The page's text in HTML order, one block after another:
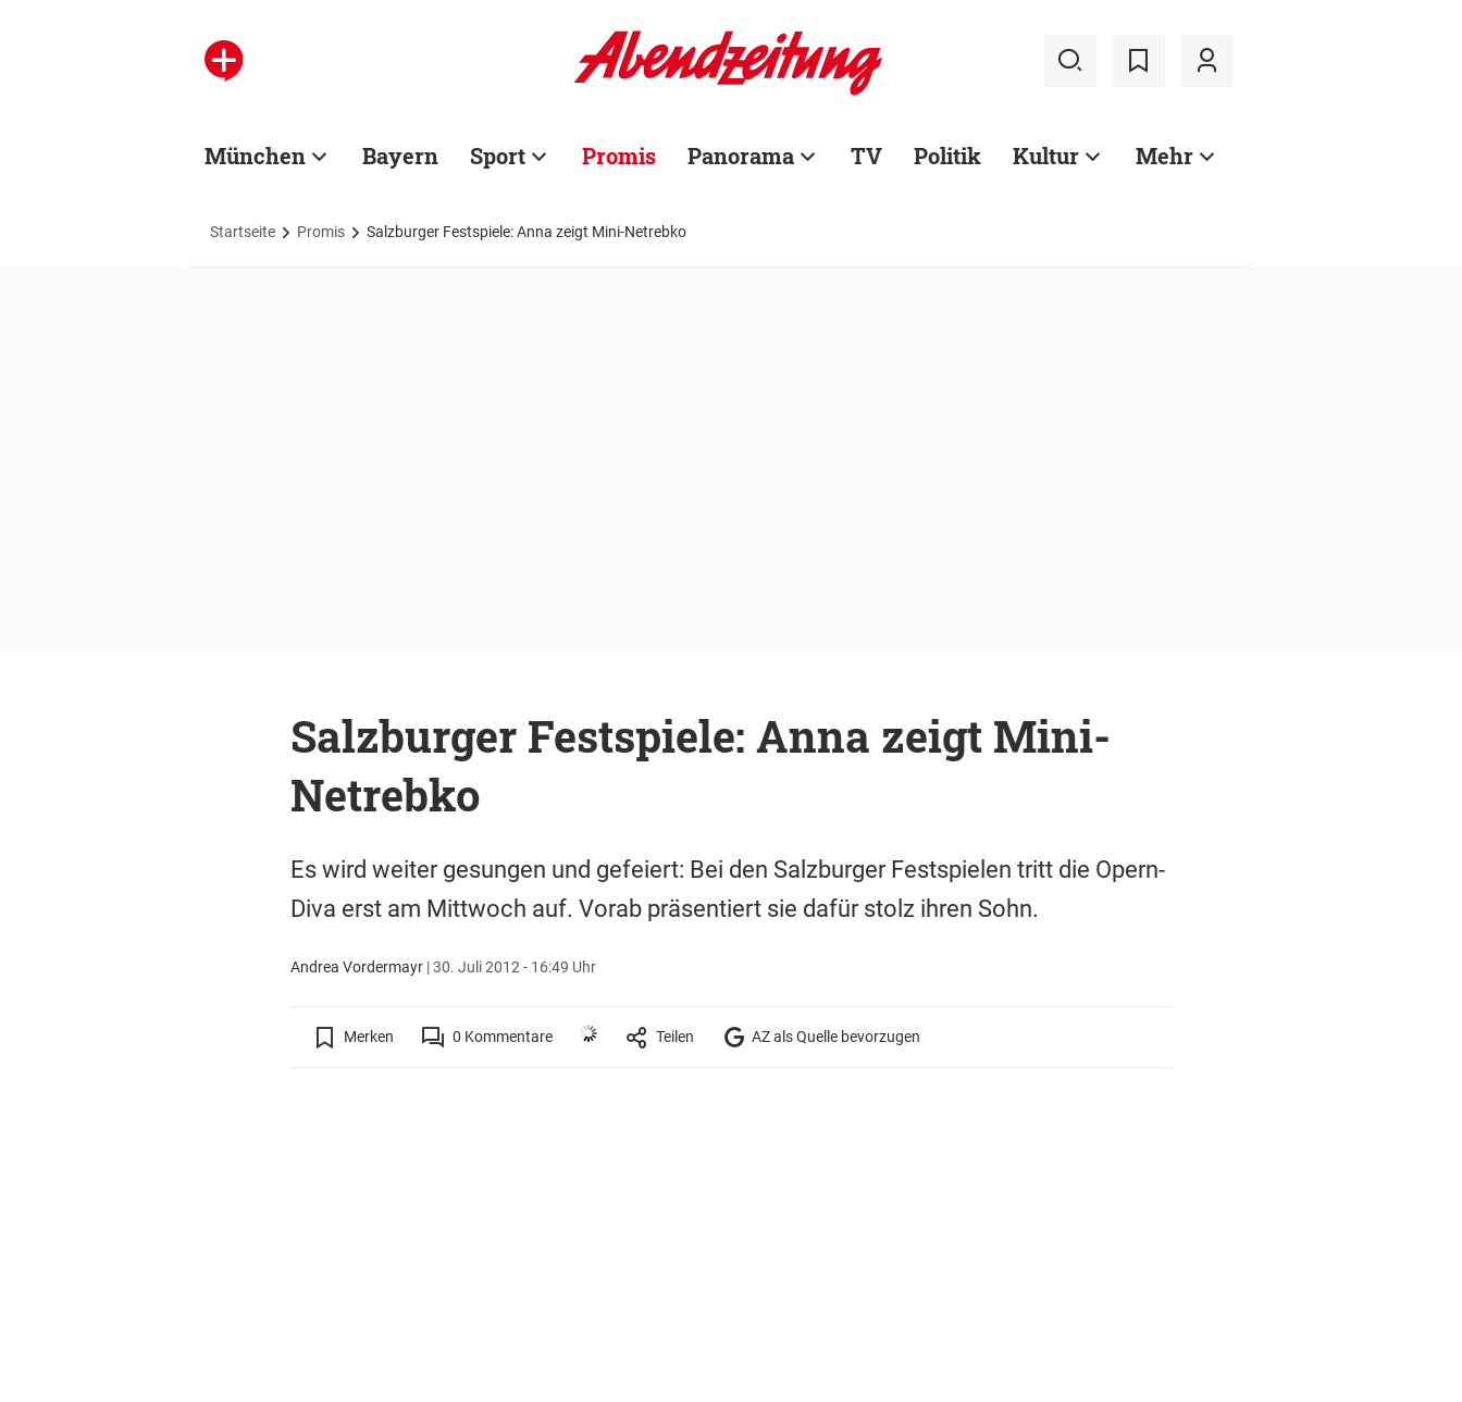
München Bayern Sport Promis Panorama TV Politik Kultur Mehr
Startseite Promis Salzburger Festspiele: Anna zeigt Mini-Netrebko
Salzburger Festspiele: Anna zeigt Mini-
Netrebko
Es wird weiter gesungen und gefeiert: Bei den Salzburger Festspielen tritt die Opern-
Diva erst am Mittwoch auf. Vorab präsentiert sie dafür stolz ihren Sohn.
Andrea Vordermayr|30. Juli 2012 - 16:49 Uhr
Merken 0 Kommentare Teilen AZ als Quelle bevorzugen